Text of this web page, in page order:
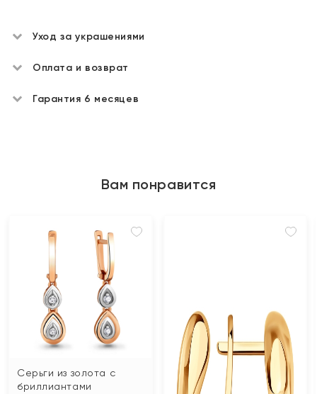
Уход за украшениями
Оплата и возврат
Гарантия 6 месяцев
Вам понравится
Серьги из золота с
бриллиантами